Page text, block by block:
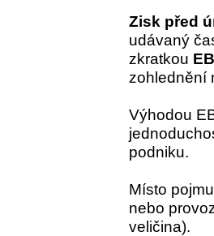
Zisk před
udávaný
zkratkou
zohlednění
Výhodou
podniku.
Místo
nebo
veličina).